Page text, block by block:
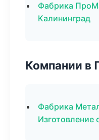
Фабрика
Калининград
Компании в
Фабрика
Изготовление